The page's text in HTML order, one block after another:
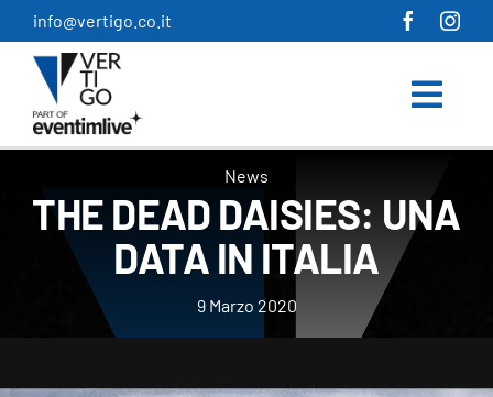
Salta
al
contenuto
info@vertigo.co.it
News
THE DEAD DAISIES: UNA
DATA IN ITALIA
9 Marzo 2020